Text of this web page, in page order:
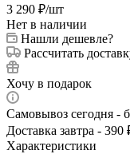
3 290 ₽/шт
Нет в наличии
Нашли дешевле?
Рассчитать
Хочу в подарок
Самовывоз сегодня -
Доставка завтра - 390
Характеристики